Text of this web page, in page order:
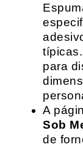
para
A
Sob
de